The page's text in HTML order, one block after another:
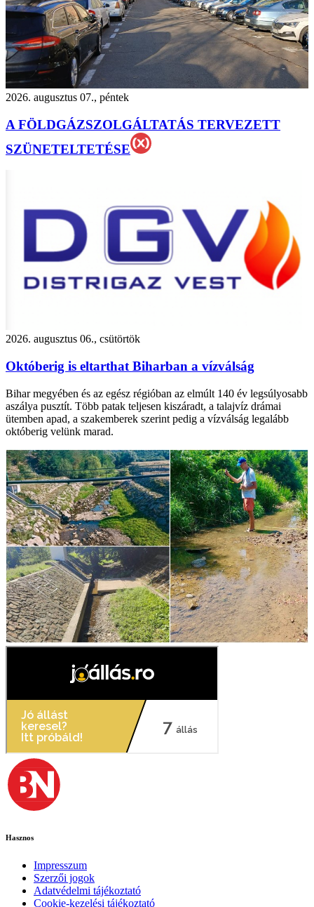
2026. augusztus 07., péntek
A FÖLDGÁZSZOLGÁLTATÁS TERVEZETT
SZÜNETELTETÉSE
2026. augusztus 06., csütörtök
Októberig is eltarthat Biharban a vízválság
Bihar megyében és az egész régióban az elmúlt 140 év legsúlyosabb
aszálya pusztít. Több patak teljesen kiszáradt, a talajvíz drámai
ütemben apad, a szakemberek szerint pedig a vízválság legalább
októberig velünk marad.
Hasznos
Impresszum
Szerzői jogok
Adatvédelmi tájékoztató
Cookie-kezelési tájékoztató